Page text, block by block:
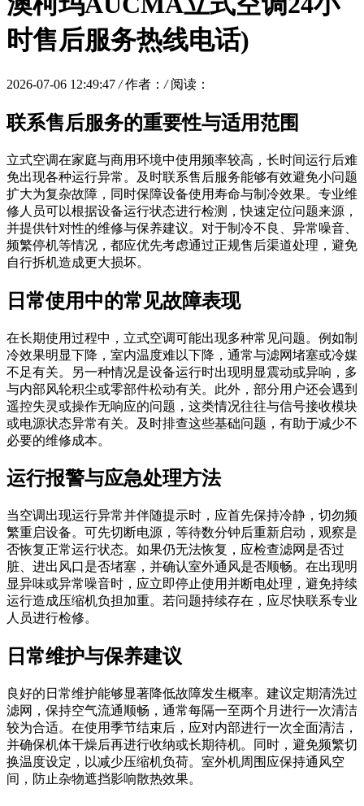
时售后服务热线电话)
2026-07-06 12:49:47 / 作者： / 阅读：
联系售后服务的重要性与适用范围
立式空调在家庭与商用环境中使用频率较高，长时间运行后难
免出现各种运行异常。及时联系售后服务能够有效避免小问题
扩大为复杂故障，同时保障设备使用寿命与制冷效果。专业维
修人员可以根据设备运行状态进行检测，快速定位问题来源，
并提供针对性的维修与保养建议。对于制冷不良、异常噪音、
频繁停机等情况，都应优先考虑通过正规售后渠道处理，避免
自行拆机造成更大损坏。
日常使用中的常见故障表现
在长期使用过程中，立式空调可能出现多种常见问题。例如制
冷效果明显下降，室内温度难以下降，通常与滤网堵塞或冷媒
不足有关。另一种情况是设备运行时出现明显震动或异响，多
与内部风轮积尘或零部件松动有关。此外，部分用户还会遇到
遥控失灵或操作无响应的问题，这类情况往往与信号接收模块
或电源状态异常有关。及时排查这些基础问题，有助于减少不
必要的维修成本。
运行报警与应急处理方法
当空调出现运行异常并伴随提示时，应首先保持冷静，切勿频
繁重启设备。可先切断电源，等待数分钟后重新启动，观察是
否恢复正常运行状态。如果仍无法恢复，应检查滤网是否过
脏、进出风口是否堵塞，并确认室外通风是否顺畅。在出现明
显异味或异常噪音时，应立即停止使用并断电处理，避免持续
运行造成压缩机负担加重。若问题持续存在，应尽快联系专业
人员进行检修。
日常维护与保养建议
良好的日常维护能够显著降低故障发生概率。建议定期清洗过
滤网，保持空气流通顺畅，通常每隔一至两个月进行一次清洁
较为合适。在使用季节结束后，应对内部进行一次全面清洁，
并确保机体干燥后再进行收纳或长期待机。同时，避免频繁切
换温度设定，以减少压缩机负荷。室外机周围应保持通风空
间，防止杂物遮挡影响散热效果。